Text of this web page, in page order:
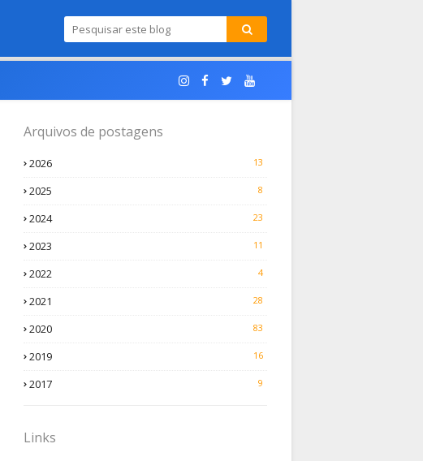
Arquivos de postagens
2026 13
2025 8
2024 23
2023 11
2022 4
2021 28
2020 83
2019 16
2017 9
Links